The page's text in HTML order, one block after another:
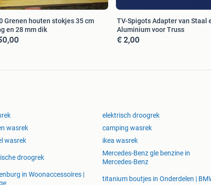
Grenen houten stokjes 35 cm
en 28 mm dik
TV-Spigots Adapter van Staal
Aluminium voor Truss
€ 2,00
elektrisch droogrek
wasrek camping wasrek
wasrek ikea wasrek
droogrek
Mercedes-Benz gle benzine in
Mercedes-Benz
in Woonaccessoires |
titanium boutjes in Onderdelen |